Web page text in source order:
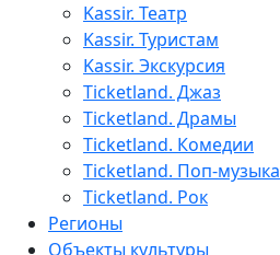
Kassir. Театр
Kassir. Туристам
Kassir. Экскурсия
Ticketland. Джаз
Ticketland. Драмы
Ticketland. Комедии
Ticketland. Поп-музыка
Ticketland. Рок
Регионы
Объекты культуры